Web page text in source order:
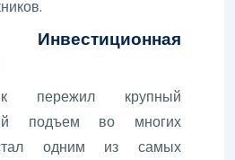
пережил крупный
подъем во многих
одним из самых